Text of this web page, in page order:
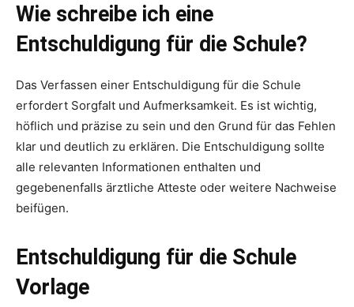
Wie schreibe ich eine
Entschuldigung für die Schule?
Das Verfassen einer Entschuldigung für die Schule
erfordert Sorgfalt und Aufmerksamkeit. Es ist wichtig,
höflich und präzise zu sein und den Grund für das Fehlen
klar und deutlich zu erklären. Die Entschuldigung sollte
alle relevanten Informationen enthalten und
gegebenenfalls ärztliche Atteste oder weitere Nachweise
beifügen.
Entschuldigung für die Schule
Vorlage